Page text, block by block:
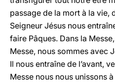
passage de la mort à la vie,
Seigneur Jésus nous
faire Pâques. Dans la
Messe, nous sommes avec
Il nous entraîne de l’avant,
Messe nous nous unissons